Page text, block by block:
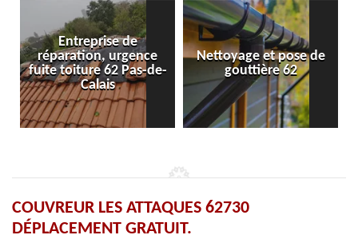
Nettoyage et pose de
gouttière 62
Pose et réparation de
velux 62
COUVREUR LES ATTAQUES 62730
DÉPLACEMENT GRATUIT.